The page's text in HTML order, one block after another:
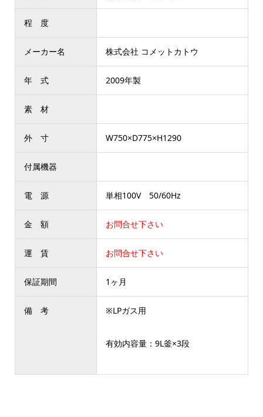
程 度
メーカー名 株式会社 コメットカトウ
年 式 2009年製
素 材
外 寸 W750×D775×H1290
付属機器
電 源 単相100V 50/60Hz
金 額 お問合せ下さい
運 賃 お問合せ下さい
保証期間 1ヶ月
備 考 ※LPガス用
有効内容量：9L釜×3段